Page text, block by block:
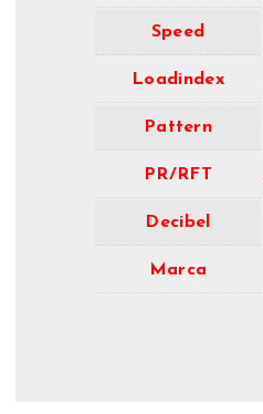
Speed
Loadindex
Pattern
PR/RFT
Decibel
Marca